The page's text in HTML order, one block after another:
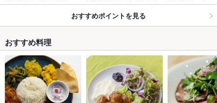
おすすめポイントを見る
おすすめ料理